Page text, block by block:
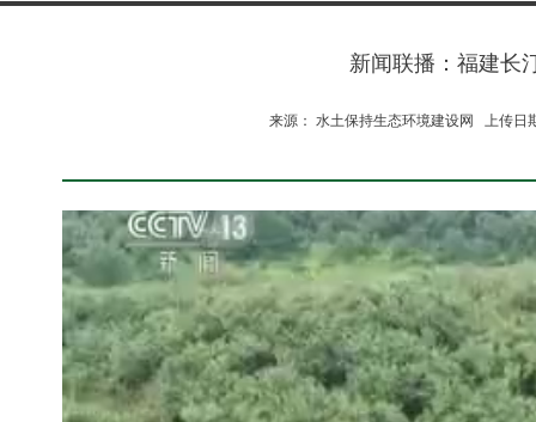
新闻联播：福建长
来源： 水土保持生态环境建设网 上传日